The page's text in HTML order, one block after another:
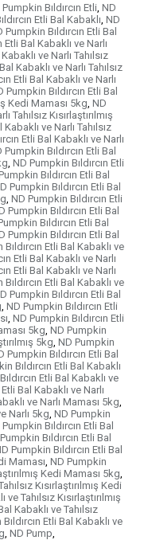
Bıldırcın Etli ND
Etli Bal Kabaklı ND
Pumpkin Bıldırcın Etli Bal
Etli Bal Kabaklı ve Narlı
ve Narlı Tahılsız
Kabaklı ve Narlı Tahılsız
Etli Bal Kabaklı ve Narlı
Pumpkin Bıldırcın Etli Bal
Kedi Maması 5kg ND
Tahılsız Kısırlaştırılmış
ve Narlı Tahılsız
Etli Bal Kabaklı ve Narlı
Pumpkin Bıldırcın Etli Bal
ND Pumpkin Bıldırcın Etli
Bıldırcın Etli Bal
Pumpkin Bıldırcın Etli Bal
ND Pumpkin Bıldırcın Etli
Pumpkin Bıldırcın Etli Bal
Bıldırcın Etli Bal
Pumpkin Bıldırcın Etli Bal
Etli Bal Kabaklı ve
Etli Bal Kabaklı ve Narlı
Etli Bal Kabaklı ve Narlı
Etli Bal Kabaklı ve
Pumpkin Bıldırcın Etli Bal
ND Pumpkin Bıldırcın Etli
ND Pumpkin Bıldırcın Etli
5kg ND Pumpkin
5kg ND Pumpkin
Pumpkin Bıldırcın Etli Bal
Bıldırcın Etli Bal Kabaklı
Etli Bal Kabaklı ve
Bal Kabaklı ve Narlı
ve Narlı Maması 5kg
Narlı 5kg ND Pumpkin
Bıldırcın Etli Bal
Bıldırcın Etli Bal
Pumpkin Bıldırcın Etli Bal
Maması ND Pumpkin
Kedi Maması 5kg
Kısırlaştırılmış Kedi
Tahılsız Kısırlaştırılmış
Kabaklı ve Tahılsız
Etli Bal Kabaklı ve
ND Pump